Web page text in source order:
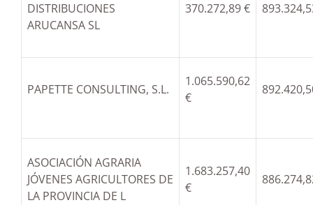
DISTRIBUCIONES
ARUCANSA SL
370.272,89 €
PAPETTE CONSULTING, S.L.
1.065.590,62
€
ASOCIACIÓN AGRARIA
JÓVENES AGRICULTORES DE
LA PROVINCIA DE L
1.683.257,40
€